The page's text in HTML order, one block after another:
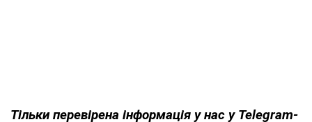
Тільки перевірена інформація у нас у Telegram-